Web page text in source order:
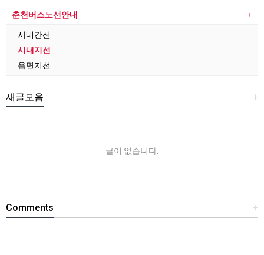
춘천버스노선안내
시내간선
시내지선
읍면지선
+
새글모음
글이 없습니다.
+
Comments